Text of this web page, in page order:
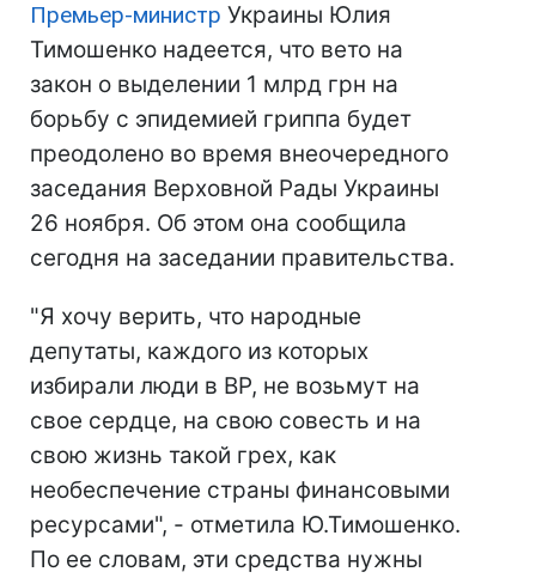
Премьер-министр Украины Юлия
Тимошенко надеется, что вето на
закон о выделении 1 млрд грн на
борьбу с эпидемией гриппа будет
преодолено во время внеочередного
заседания Верховной Рады Украины
26 ноября. Об этом она сообщила
сегодня на заседании правительства.
"Я хочу верить, что народные
депутаты, каждого из которых
избирали люди в ВР, не возьмут на
свое сердце, на свою совесть и на
свою жизнь такой грех, как
необеспечение страны финансовыми
ресурсами", - отметила Ю.Тимошенко.
По ее словам, эти средства нужны